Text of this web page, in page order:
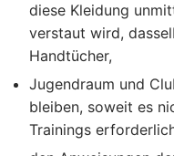
diese Kleidung
verstaut wird,
Handtücher,
Jugendraum und
bleiben, soweit es
Trainings